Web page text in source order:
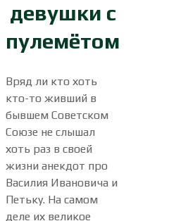
девушки с
пулемётом
Вряд ли кто хоть
кто-то живший в
бывшем Советском
Союзе не слышал
хоть раз в своей
жизни анекдот про
Василия Ивановича и
Петьку. На самом
деле их великое